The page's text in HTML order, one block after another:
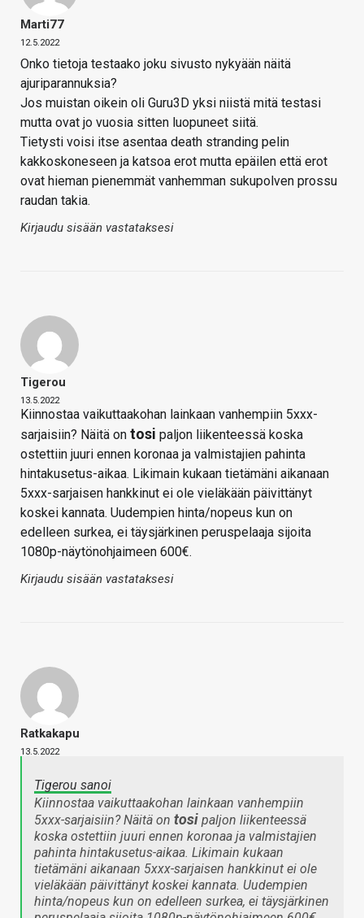
Marti77
12.5.2022
Onko tietoja testaako joku sivusto nykyään näitä
ajuriparannuksia?
Jos muistan oikein oli Guru3D yksi niistä mitä testasi
mutta ovat jo vuosia sitten luopuneet siitä.
Tietysti voisi itse asentaa death stranding pelin
kakkoskoneseen ja katsoa erot mutta epäilen että erot
ovat hieman pienemmät vanhemman sukupolven prossu
raudan takia.
Kirjaudu sisään vastataksesi
Tigerou
13.5.2022
Kiinnostaa vaikuttaakohan lainkaan vanhempiin 5xxx-
sarjaisiin? Näitä on tosi paljon liikenteessä koska
ostettiin juuri ennen koronaa ja valmistajien pahinta
hintakusetus-aikaa. Likimain kukaan tietämäni aikanaan
5xxx-sarjaisen hankkinut ei ole vieläkään päivittänyt
koskei kannata. Uudempien hinta/nopeus kun on
edelleen surkea, ei täysjärkinen peruspelaaja sijoita
1080p-näytönohjaimeen 600€.
Kirjaudu sisään vastataksesi
Ratkakapu
13.5.2022
Tigerou sanoi
Kiinnostaa vaikuttaakohan lainkaan vanhempiin
5xxx-sarjaisiin? Näitä on tosi paljon liikenteessä
koska ostettiin juuri ennen koronaa ja valmistajien
pahinta hintakusetus-aikaa. Likimain kukaan
tietämäni aikanaan 5xxx-sarjaisen hankkinut ei ole
vieläkään päivittänyt koskei kannata. Uudempien
hinta/nopeus kun on edelleen surkea, ei täysjärkinen